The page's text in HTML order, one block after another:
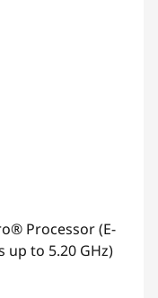
Processor (E-
up to 5.20 GHz)